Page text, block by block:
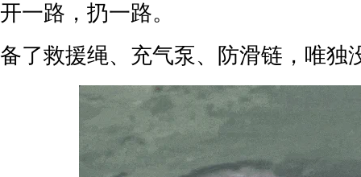
开一路，扔一路。
备了救援绳、充气泵、防滑链，唯独